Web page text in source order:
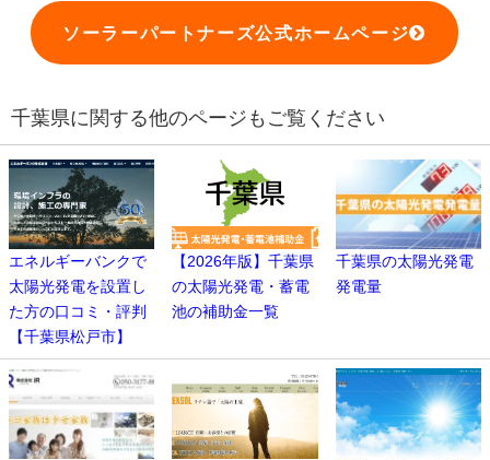
ソーラーパートナーズ公式ホームページ
千葉県に関する他のページもご覧ください
エネルギーバンクで
太陽光発電を設置し
た方の口コミ・評判
【千葉県松戸市】
【2026年版】千葉県
の太陽光発電・蓄電
池の補助金一覧
千葉県の太陽光発電
発電量